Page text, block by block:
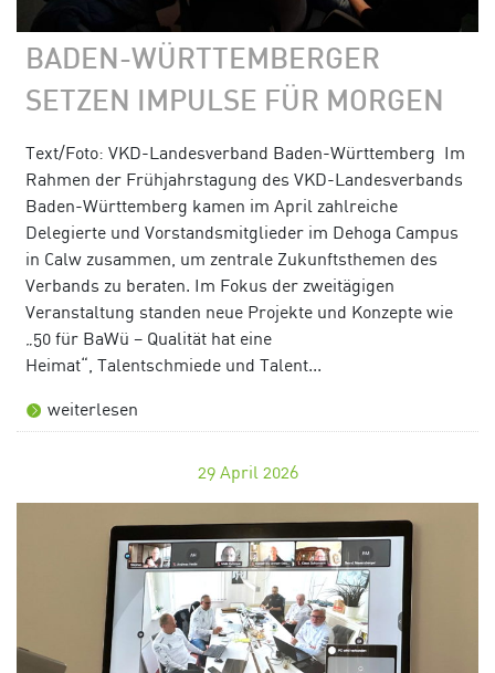
BADEN-WÜRTTEMBERGER
SETZEN IMPULSE FÜR MORGEN
Text/Foto: VKD-Landesverband Baden-Württemberg Im
Rahmen der Frühjahrstagung des VKD-Landesverbands
Baden-Württemberg kamen im April zahlreiche
Delegierte und Vorstandsmitglieder im Dehoga Campus
in Calw zusammen, um zentrale Zukunftsthemen des
Verbands zu beraten. Im Fokus der zweitägigen
Veranstaltung standen neue Projekte und Konzepte wie
„50 für BaWü – Qualität hat eine
Heimat“, Talentschmiede und Talent...
weiterlesen
29 April 2026